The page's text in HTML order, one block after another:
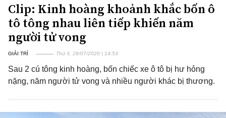
Clip: Kinh hoàng khoảnh khắc bốn ô
tô tông nhau liên tiếp khiến năm
người tử vong
GIẢI TRÍ Thứ 3, 28/07/2020 | 14:53
Sau 2 cú tông kinh hoàng, bốn chiếc xe ô tô bị hư hỏng
nặng, năm người tử vong và nhiều người khác bị thương.